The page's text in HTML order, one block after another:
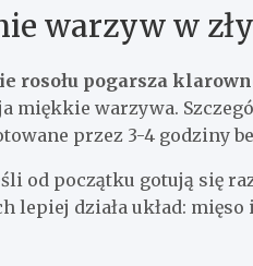
warzyw w
rosołu pogarsza
miękkie warzywa.
przez 3-4 godziny
od początku gotują się
lepiej działa układ: